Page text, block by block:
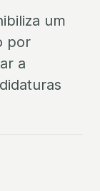
um
por
a